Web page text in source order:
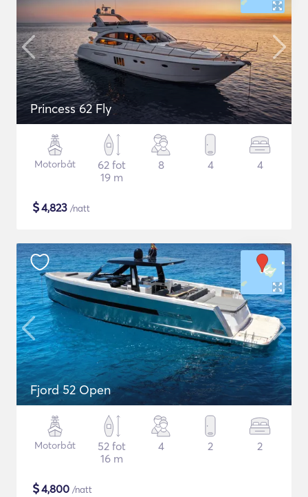
Princess 62 Fly
Motorbåt
62 fot
19 m
8 4 4
$4,823 /natt
Fjord 52 Open
Motorbåt
52 fot
16 m
4 2 2
$4,800 /natt